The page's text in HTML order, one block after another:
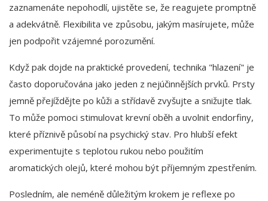
zaznamenáte nepohodlí, ujistěte se, že reagujete promptně
a adekvátně. Flexibilita ve způsobu, jakým masírujete, může
jen podpořit vzájemné porozumění.
Když pak dojde na praktické provedení, technika "hlazení" je
často doporučována jako jeden z nejúčinnějších prvků. Prsty
jemně přejíždějte po kůži a střídavě zvyšujte a snižujte tlak.
To může pomoci stimulovat krevní oběh a uvolnit endorfiny,
které příznivě působí na psychický stav. Pro hlubší efekt
experimentujte s teplotou rukou nebo použitím
aromatických olejů, které mohou být příjemným zpestřením.
Posledním, ale neméně důležitým krokem je reflexe po